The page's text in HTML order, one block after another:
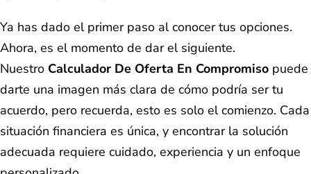
Ya has dado el primer paso al conocer tus opciones.
Ahora, es el momento de dar el siguiente.
Nuestro Calculador De Oferta En Compromiso puede
darte una imagen más clara de cómo podría ser tu
acuerdo, pero recuerda, esto es solo el comienzo. Cada
situación financiera es única, y encontrar la solución
adecuada requiere cuidado, experiencia y un enfoque